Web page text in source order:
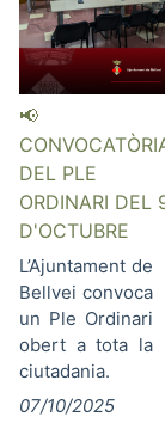
📢
DEL PLE
ORDINARI DEL
D'OCTUBRE
L’Ajuntament de
Bellvei convoca
un Ple Ordinari
obert a tota la
ciutadania.
07/10/2025